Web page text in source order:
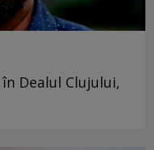
Dealul Clujului,